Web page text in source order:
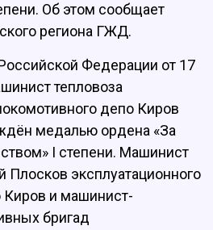
Об этом сообщает
региона ГЖД.
Федерации от 17
тепловоза
депо Киров
медалью ордена «За
I степени. Машинист
Плосков эксплуатационного
Киров и машинист-
бригад